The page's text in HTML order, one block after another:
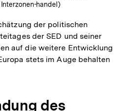
handel)
der politischen
der SED und seiner
auf die weitere Entwicklung
stets im Auge behalten
des